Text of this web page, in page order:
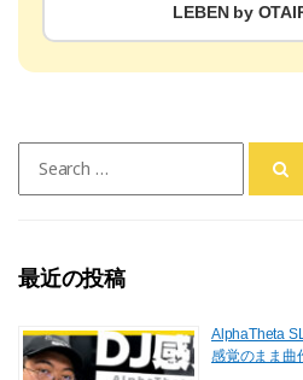
LEBEN by
for:
最近の投稿
AlphaTheta
感覚のまま曲